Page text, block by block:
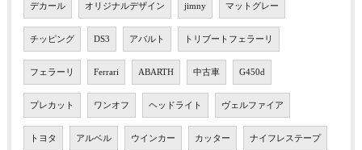
デカール オリジナルデザイン jimny マットグレー
チッピング DS3 アバルト トリブートフェラーリ
フェラーリ Ferrari ABARTH 中古車 G450d
プレカット ワンオフ ヘッドライト ヴェルファイア
トヨタ アルベル ウインカー カッター ナイフレステープ